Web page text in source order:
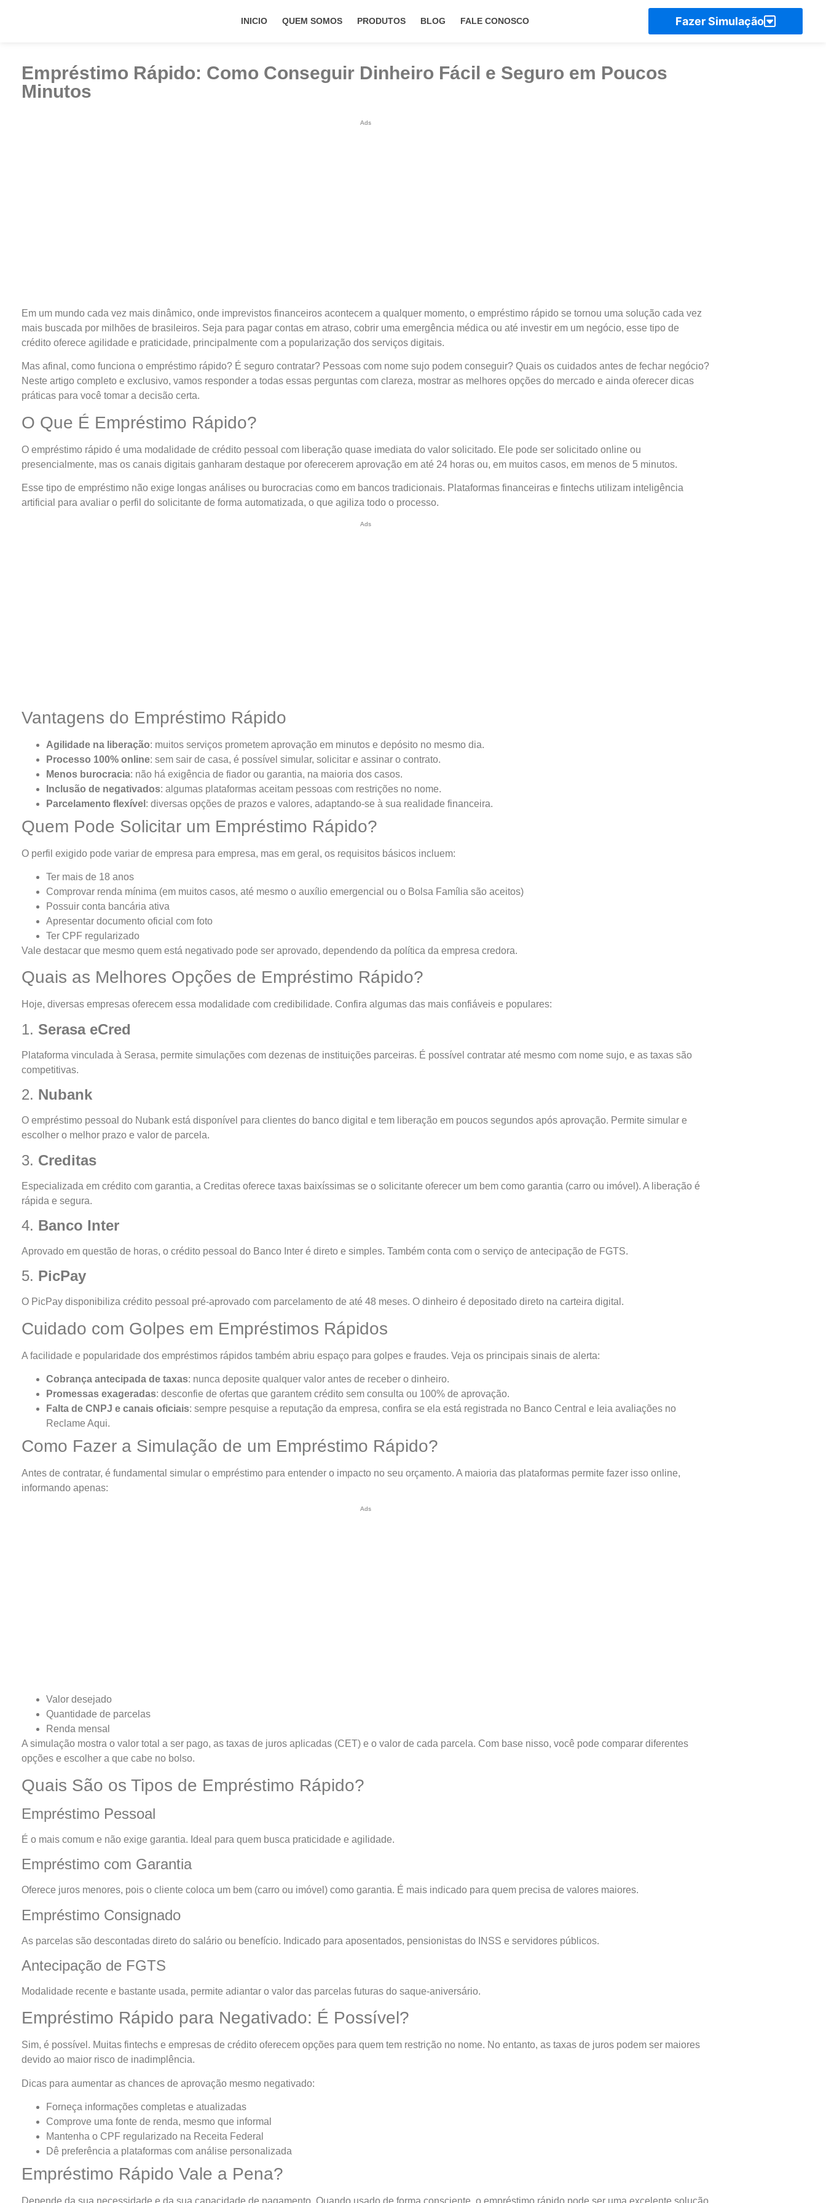
INICIO QUEM SOMOS PRODUTOS BLOG FALE CONOSCO
Empréstimo Rápido: Como Conseguir Dinheiro Fácil e Seguro em Poucos
Minutos
Ads
Em um mundo cada vez mais dinâmico, onde imprevistos financeiros acontecem a qualquer momento, o empréstimo rápido se tornou uma solução cada vez
mais buscada por milhões de brasileiros. Seja para pagar contas em atraso, cobrir uma emergência médica ou até investir em um negócio, esse tipo de
crédito oferece agilidade e praticidade, principalmente com a popularização dos serviços digitais.
Mas afinal, como funciona o empréstimo rápido? É seguro contratar? Pessoas com nome sujo podem conseguir? Quais os cuidados antes de fechar negócio?
Neste artigo completo e exclusivo, vamos responder a todas essas perguntas com clareza, mostrar as melhores opções do mercado e ainda oferecer dicas
práticas para você tomar a decisão certa.
O Que É Empréstimo Rápido?
O empréstimo rápido é uma modalidade de crédito pessoal com liberação quase imediata do valor solicitado. Ele pode ser solicitado online ou
presencialmente, mas os canais digitais ganharam destaque por oferecerem aprovação em até 24 horas ou, em muitos casos, em menos de 5 minutos.
Esse tipo de empréstimo não exige longas análises ou burocracias como em bancos tradicionais. Plataformas financeiras e fintechs utilizam inteligência
artificial para avaliar o perfil do solicitante de forma automatizada, o que agiliza todo o processo.
Ads
Vantagens do Empréstimo Rápido
Agilidade na liberação: muitos serviços prometem aprovação em minutos e depósito no mesmo dia.
Processo 100% online: sem sair de casa, é possível simular, solicitar e assinar o contrato.
Menos burocracia: não há exigência de fiador ou garantia, na maioria dos casos.
Inclusão de negativados: algumas plataformas aceitam pessoas com restrições no nome.
Parcelamento flexível : diversas opções de prazos e valores, adaptando-se à sua realidade financeira.
Quem Pode Solicitar um Empréstimo Rápido?
O perfil exigido pode variar de empresa para empresa, mas em geral, os requisitos básicos incluem:
Ter mais de 18 anos
Comprovar renda mínima (em muitos casos, até mesmo o auxílio emergencial ou o Bolsa Família são aceitos)
Possuir conta bancária ativa
Apresentar documento oficial com foto
Ter CPF regularizado
Vale destacar que mesmo quem está negativado pode ser aprovado, dependendo da política da empresa credora.
Quais as Melhores Opções de Empréstimo Rápido?
Hoje, diversas empresas oferecem essa modalidade com credibilidade. Confira algumas das mais confiáveis e populares:
1. Serasa eCred
Plataforma vinculada à Serasa, permite simulações com dezenas de instituições parceiras. É possível contratar até mesmo com nome sujo, e as taxas são
competitivas.
2. Nubank
O empréstimo pessoal do Nubank está disponível para clientes do banco digital e tem liberação em poucos segundos após aprovação. Permite simular e
escolher o melhor prazo e valor de parcela.
3. Creditas
Especializada em crédito com garantia, a Creditas oferece taxas baixíssimas se o solicitante oferecer um bem como garantia (carro ou imóvel). A liberação é
rápida e segura.
4. Banco Inter
Aprovado em questão de horas, o crédito pessoal do Banco Inter é direto e simples. Também conta com o serviço de antecipação de FGTS.
5. PicPay
O PicPay disponibiliza crédito pessoal pré-aprovado com parcelamento de até 48 meses. O dinheiro é depositado direto na carteira digital.
Cuidado com Golpes em Empréstimos Rápidos
A facilidade e popularidade dos empréstimos rápidos também abriu espaço para golpes e fraudes. Veja os principais sinais de alerta:
Cobrança antecipada de taxas: nunca deposite qualquer valor antes de receber o dinheiro.
Promessas exageradas: desconfie de ofertas que garantem crédito sem consulta ou 100% de aprovação.
Falta de CNPJ e canais oficiais: sempre pesquise a reputação da empresa, confira se ela está registrada no Banco Central e leia avaliações no
Reclame Aqui.
Como Fazer a Simulação de um Empréstimo Rápido?
Antes de contratar, é fundamental simular o empréstimo para entender o impacto no seu orçamento. A maioria das plataformas permite fazer isso online,
informando apenas:
Ads
Valor desejado
Quantidade de parcelas
Renda mensal
A simulação mostra o valor total a ser pago, as taxas de juros aplicadas (CET) e o valor de cada parcela. Com base nisso, você pode comparar diferentes
opções e escolher a que cabe no bolso.
Quais São os Tipos de Empréstimo Rápido?
Empréstimo Pessoal
É o mais comum e não exige garantia. Ideal para quem busca praticidade e agilidade.
Empréstimo com Garantia
Oferece juros menores, pois o cliente coloca um bem (carro ou imóvel) como garantia. É mais indicado para quem precisa de valores maiores.
Empréstimo Consignado
As parcelas são descontadas direto do salário ou benefício. Indicado para aposentados, pensionistas do INSS e servidores públicos.
Antecipação de FGTS
Modalidade recente e bastante usada, permite adiantar o valor das parcelas futuras do saque-aniversário.
Empréstimo Rápido para Negativado: É Possível?
Sim, é possível. Muitas fintechs e empresas de crédito oferecem opções para quem tem restrição no nome. No entanto, as taxas de juros podem ser maiores
devido ao maior risco de inadimplência.
Dicas para aumentar as chances de aprovação mesmo negativado:
Forneça informações completas e atualizadas
Comprove uma fonte de renda, mesmo que informal
Mantenha o CPF regularizado na Receita Federal
Dê preferência a plataformas com análise personalizada
Empréstimo Rápido Vale a Pena?